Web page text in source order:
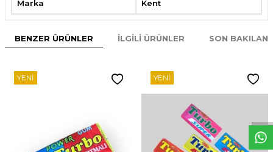
W
h
t
s
p
p
D
e
s
e
H
a
t
t
Marka Kent
BENZER ÜRÜNLER İLGILI ÜRÜNLER SON
YENI YENI